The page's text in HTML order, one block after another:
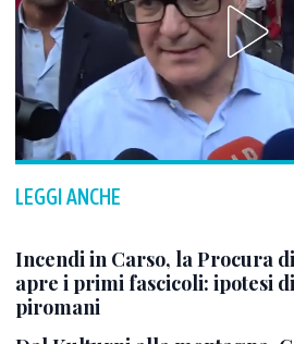
LEGGI ANCHE
Incendi in Carso, la Procura
apre i primi fascicoli: ipotesi
piromani